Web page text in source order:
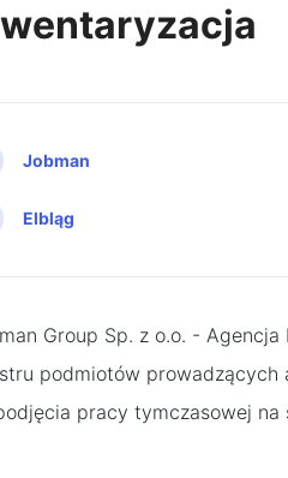
Jobman
Elbląg
Group Sp. z o.o. -
podmiotów prowadzących
pracy tymczasowej na